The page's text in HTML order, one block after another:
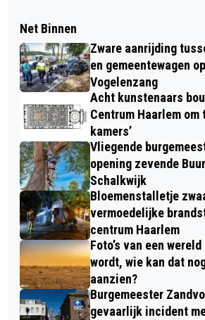
Net Binnen
Zware aanrijding
en gemeentewagen
Vogelenzang
Acht kunstenaars
Centrum Haarlem
kamers’
Vliegende
opening zevende
Schalkwijk
Bloemenstalletje
vermoedelijke
centrum Haarlem
Foto’s van een
wordt, wie kan dat
aanzien?
Burgemeester
gevaarlijk incident